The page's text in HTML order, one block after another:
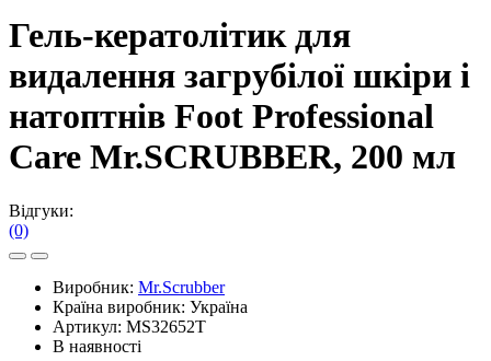
Гель-кератолітик для
видалення загрубілої шкіри і
натоптнів Foot Professional
Care Mr.SCRUBBER, 200 мл
Відгуки:
(0)
Виробник: Mr.Scrubber
Країна виробник: Україна
Артикул: MS32652T
В наявності